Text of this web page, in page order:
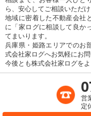
ら、安心してご相談いただ
地域に密着した不動産会社
に「家ログに相談して良か
てまいります。
兵庫県・姫路エリアでのお
式会社家ログへお気軽にお問
今後とも株式会社家ログを
営
定